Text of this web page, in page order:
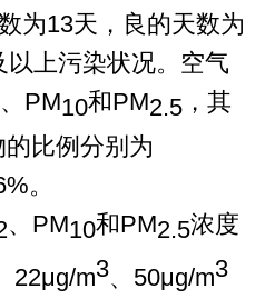
为13天，良的天数为
上污染状况。空气
PM10和PM2.5，其
比例分别为
。
、PM10和PM2.5浓度
22μg/m3、50μg/m3